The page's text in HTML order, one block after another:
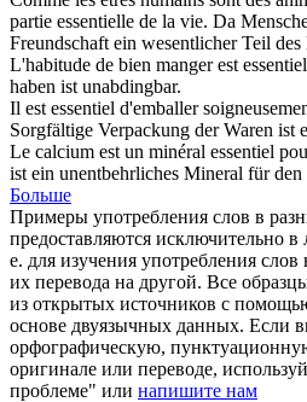
partie essentielle de la vie. Da
Freundschaft ein wesentlicherTeil des
L'habitude de bien manger est essentiel
haben ist unabdingbar.
Il est essentiel d'emballer
Sorgfältige Verpackung der Waren ist
Le calcium est un minéral essentiel
ist ein unentbehrliches Mineral für
Больше
Примеры употребления слов в
предоставляются исключительно в
е. для изучения употребления
их перевода на другой. Все
из открытых источников с
основе двуязычных данных. Если
орфографическую,
оригинале или переводе,
проблеме" или напишите нам